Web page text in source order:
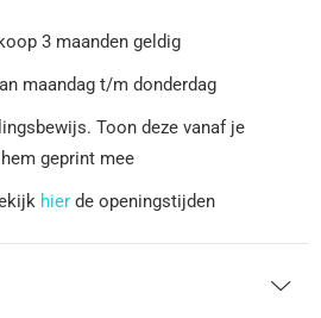
3 maanden geldig
maandag t/m donderdag
Toon deze vanaf je
geprint mee
hier de openingstijden